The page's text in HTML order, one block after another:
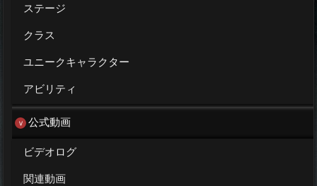
ステージ
クラス
ユニークキャラクター
アビリティ
公式動画
ビデオログ
関連動画